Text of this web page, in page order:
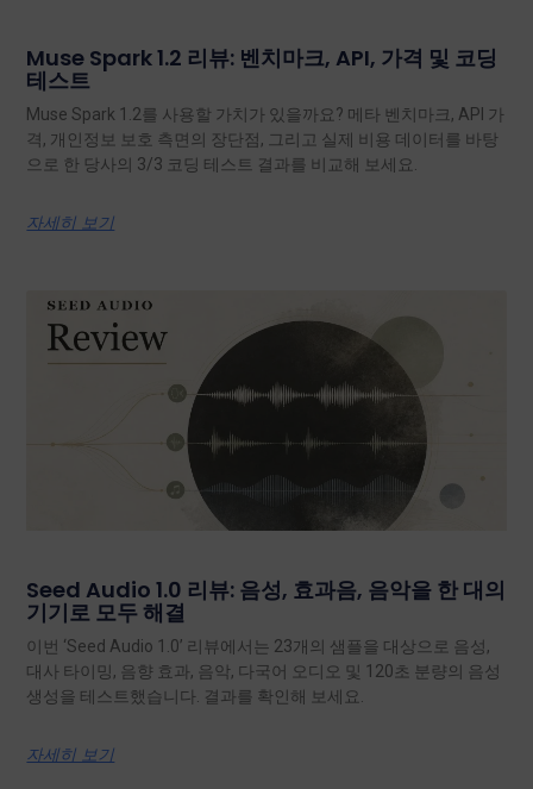
Muse Spark 1.2 리뷰: 벤치마크, API, 가격 및 코딩
테스트
Muse Spark 1.2를 사용할 가치가 있을까요? 메타 벤치마크, API 가
격, 개인정보 보호 측면의 장단점, 그리고 실제 비용 데이터를 바탕
으로 한 당사의 3/3 코딩 테스트 결과를 비교해 보세요.
자세히 보기
Seed Audio 1.0 리뷰: 음성, 효과음, 음악을 한 대의
기기로 모두 해결
이번 ‘Seed Audio 1.0’ 리뷰에서는 23개의 샘플을 대상으로 음성,
대사 타이밍, 음향 효과, 음악, 다국어 오디오 및 120초 분량의 음성
생성을 테스트했습니다. 결과를 확인해 보세요.
자세히 보기